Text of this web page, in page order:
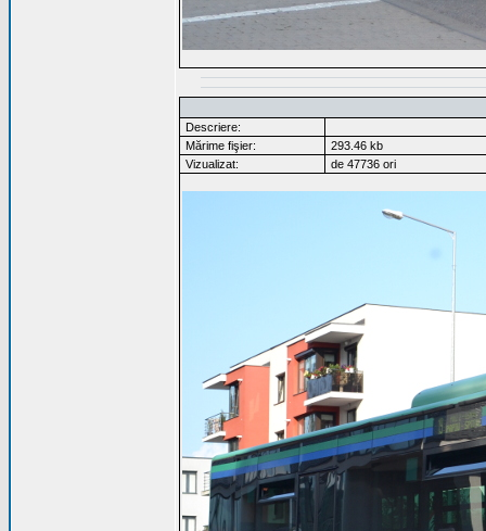
Descriere:
Mărime fişier:
293.46 kb
Vizualizat:
de 47736 ori